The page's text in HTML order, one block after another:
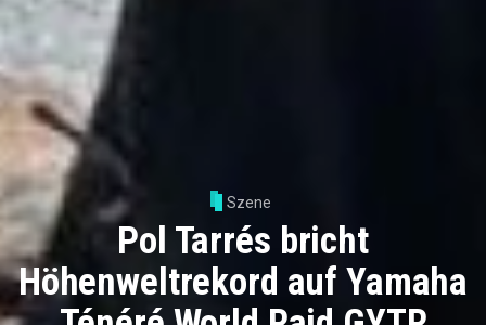
Szene
Pol Tarrés bricht
Höhenweltrekord auf Yamaha